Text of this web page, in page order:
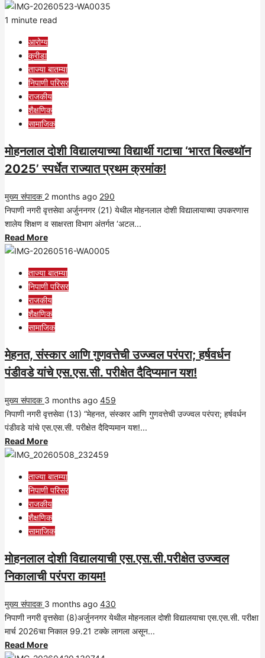
more
about
दोशी
जागतिक
योगदिन
उत्साहात
संपन्न!
1 minute read
आरोग्य
क्रीडा
ताज्या बातम्या
निपाणी परिसर
राजकीय
शैक्षणिक
सामाजिक
मोहनलाल दोशी विद्यालयाच्या विद्यार्थी गटाचा ‘भारत बिल्डथॉन
2025’ स्पर्धेत राज्यात प्रथम क्रमांक!
मुख्य संपादक 2 months ago 290
निपाणी नगरी वृत्तसेवा अर्जुननगर (21) येथील मोहनलाल दोशी विद्यालायाच्या उपकरणास
शालेय शिक्षण व साक्षरता विभाग अंतर्गत ‘अटल...
Read MoreRead
more
मोहनलाल
दोशी
विद्यालयाच्या
विद्यार्थी
गटाचा
बिल्डथॉन
2025’
राज्यात
प्रथम
क्रमांक!
ताज्या बातम्या
निपाणी परिसर
राजकीय
शैक्षणिक
सामाजिक
मेहनत, संस्कार आणि गुणवत्तेची उज्ज्वल परंपरा; हर्षवर्धन
पंडीवडे यांचे एस.एस.सी. परीक्षेत दैदिप्यमान यश!
मुख्य संपादक 3 months ago 459
निपाणी नगरी वृत्तसेवा (13) “मेहनत, संस्कार आणि गुणवत्तेची उज्ज्वल परंपरा; हर्षवर्धन
पंडीवडे यांचे एस.एस.सी. परीक्षेत दैदिप्यमान यश!...
Read MoreRead
more
मेहनत,
संस्कार
आणि
गुणवत्तेची
उज्ज्वल
परंपरा;
हर्षवर्धन
पंडीवडे
एस.एस.सी.
परीक्षेत
दैदिप्यमान
यश!
ताज्या बातम्या
निपाणी परिसर
राजकीय
शैक्षणिक
सामाजिक
मोहनलाल दोशी विद्यालयाची एस.एस.सी.परीक्षेत उज्ज्वल
निकालाची परंपरा कायम!
मुख्य संपादक 3 months ago 430
निपाणी नगरी वृत्तसेवा (8)अर्जुननगर येथील मोहनलाल दोशी विद्यालयाचा एस.एस.सी. परीक्षा
मार्च 2026चा निकाल 99.21 टक्के लागला असून...
Read MoreRead